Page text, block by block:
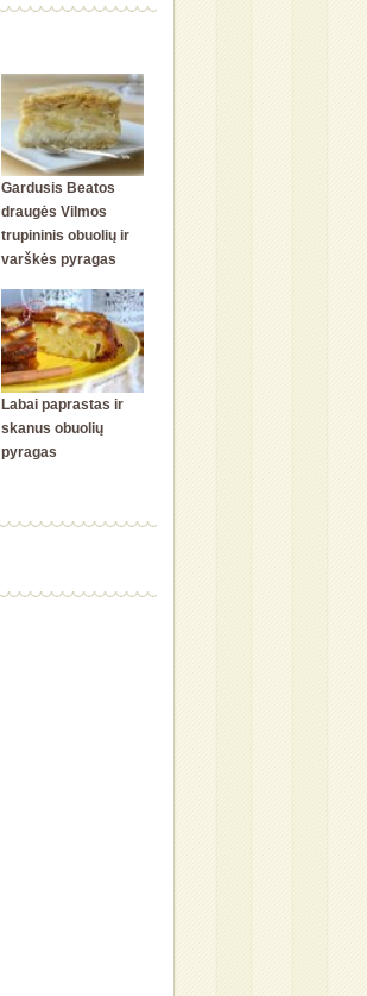
Gardusis Beatos
draugės Vilmos
trupininis obuolių ir
varškės pyragas
Labai paprastas ir
skanus obuolių
pyragas